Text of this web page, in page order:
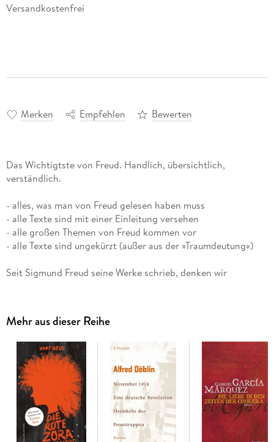
Versandkostenfrei
Merken Empfehlen Bewerten
Das Wichtigtste von Freud. Handlich, übersichtlich,
verständlich.
- alles, was man von Freud gelesen haben muss
- alle Texte sind mit einer Einleitung versehen
- alle großen Themen von Freud kommen vor
- alle Texte sind ungekürzt (außer aus der »Traumdeutung«)
Seit Sigmund Freud seine Werke schrieb, denken wir
Mitmenschen besser verstehen können: unsere Motive,
Ängste, Träume und Traumata. Doch obwohl Freud klar und
verständlich schreibt, ist der Zugang zu seinem
weitverzweigten Werk nicht einfach. Womit soll man
beginnen?
Hier schafft das Freud-Lesebuch Abhilfe. Es versammelt die
wichtigsten Texte mit einführenden Kommentaren und bringt
alle zentralen Themen zur Sprache. Ob Ödipuskomplex,
Kastrationsangst, Penisneid oder das Unbewusste: Hier ist
der ganze Freud - auf 600 Seiten.
Mehr aus dieser Reihe